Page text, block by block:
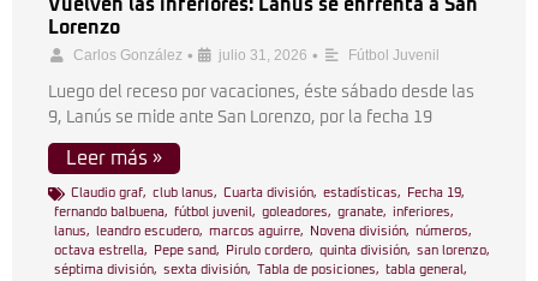
Vuelven las inferiores: Lanús se enfrenta a San
Lorenzo
Carlos González • julio 31, 2026 • Fútbol Juvenil
Luego del receso por vacaciones, éste sábado desde las
9, Lanús se mide ante San Lorenzo, por la fecha 19
Leer más »
Claudio graf, club lanus, Cuarta división, estadísticas, Fecha 19,
fernando balbuena, fútbol juvenil , goleadores, granate, inferiores,
lanus, leandro escudero, marcos aguirre, Novena división, números,
octava estrella, Pepe sand, Pirulo cordero, quinta división, san lorenzo,
séptima división, sexta división, Tabla de posiciones, tabla general ,